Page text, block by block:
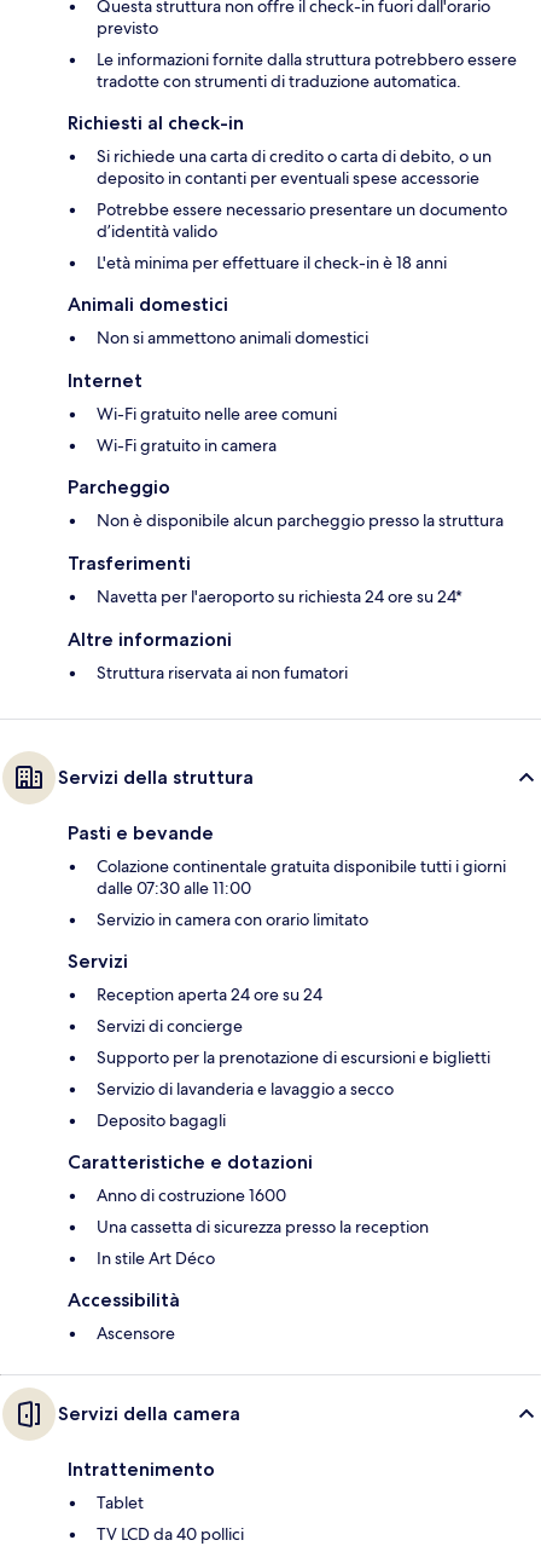
Questa struttura non offre il check-in fuori dall'orario
previsto
Le informazioni fornite dalla struttura potrebbero essere
tradotte con strumenti di traduzione automatica.
Richiesti al check-in
Si richiede una carta di credito o carta di debito, o un
deposito in contanti per eventuali spese accessorie
Potrebbe essere necessario presentare un documento
d’identità valido
L'età minima per effettuare il check-in è 18 anni
Animali domestici
Non si ammettono animali domestici
Internet
Wi-Fi gratuito nelle aree comuni
Wi-Fi gratuito in camera
Parcheggio
Non è disponibile alcun parcheggio presso la struttura
Trasferimenti
Navetta per l'aeroporto su richiesta 24 ore su 24*
Altre informazioni
Struttura riservata ai non fumatori
Servizi della struttura
Pasti e bevande
Colazione continentale gratuita disponibile tutti i giorni
dalle 07:30 alle 11:00
Servizio in camera con orario limitato
Servizi
Reception aperta 24 ore su 24
Servizi di concierge
Supporto per la prenotazione di escursioni e biglietti
Servizio di lavanderia e lavaggio a secco
Deposito bagagli
Caratteristiche e dotazioni
Anno di costruzione 1600
Una cassetta di sicurezza presso la reception
In stile Art Déco
Accessibilità
Ascensore
Servizi della camera
Intrattenimento
Tablet
TV LCD da 40 pollici